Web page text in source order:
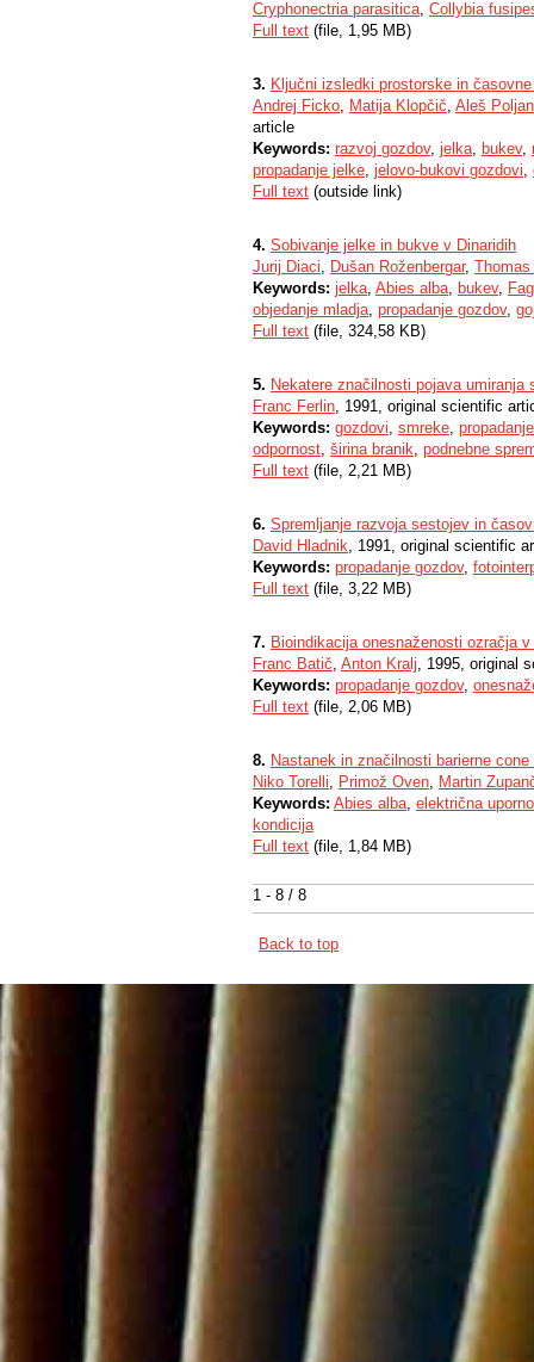
1 - 8 / 8
Cryphonectria parasitica, Collybia
Full text (file, 1,95 MB)
3. Ključni izsledki prostorske in
Andrej Ficko, Matija Klopčič, Aleš
article
Keywords: razvoj gozdov, jelka, bukev,
propadanje jelke, jelovo-bukovi gozdovi,
Full text (outside link)
4. Sobivanje jelke in bukve v Dinaridih
Jurij Diaci, Dušan Roženbergar, Thomas
Keywords: jelka, Abies alba, bukev,
objedanje mladja, propadanje gozdov,
Full text (file, 324,58 KB)
5. Nekatere značilnosti pojava
Franc Ferlin, 1991, original scientific
Keywords: gozdovi, smreke,
odpornost, širina branik, podnebne
Full text (file, 2,21 MB)
6. Spremljanje razvoja sestojev in
David Hladnik, 1991, original scientific
Keywords: propadanje gozdov,
Full text (file, 3,22 MB)
7. Bioindikacija onesnaženosti ozračja
Franc Batič, Anton Kralj, 1995, original
Keywords: propadanje gozdov,
Full text (file, 2,06 MB)
8. Nastanek in značilnosti barierne
Niko Torelli, Primož Oven, Martin
Keywords: Abies alba, električna
kondicija
Full text (file, 1,84 MB)
Back to top